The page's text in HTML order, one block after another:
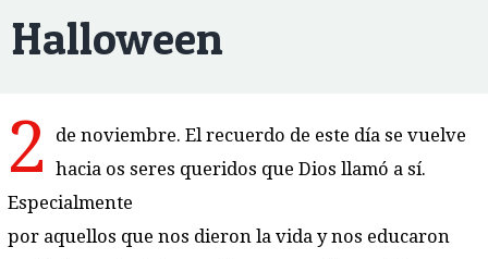
Halloween
2
de noviembre. El recuerdo de este día se vuelve
hacia os seres queridos que Dios llamó a sí.
Especialmente
por aquellos que nos dieron la vida y nos educaron